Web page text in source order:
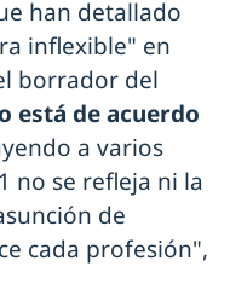
han detallado
inflexible" en
borrador del
está de acuerdo
a varios
no se refleja ni la
de
cada profesión",